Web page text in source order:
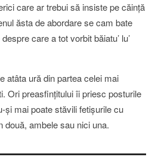
care ar trebui să insiste pe căinţă
ăsta de abordare se cam bate
care a tot vorbit băiatu’ lu’
atâta ură din partea celei mai
Ori preasfinţitului îi priesc posturile
şi mai poate stăvili fetişurile cu
două, ambele sau nici una.